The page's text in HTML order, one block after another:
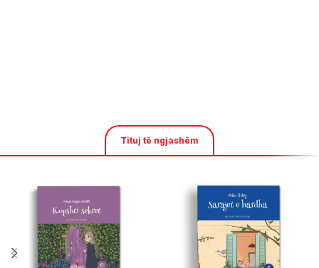
Tituj të ngjashëm